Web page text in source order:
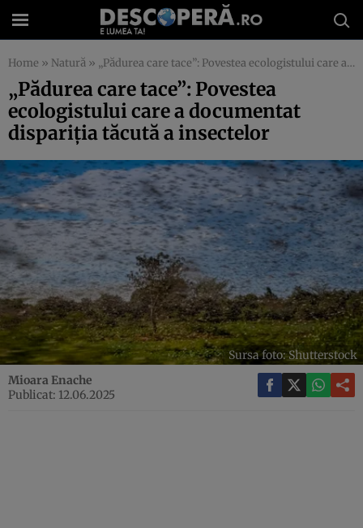
Home » Natură » „Pădurea care tace”: Povestea ecologistului care a documentat dispariția tăcută a insectelor
„Pădurea care tace”: Povestea
ecologistului care a documentat
dispariția tăcută a insectelor
Sursa foto: Shutterstock
Mioara Enache
Publicat: 12.06.2025